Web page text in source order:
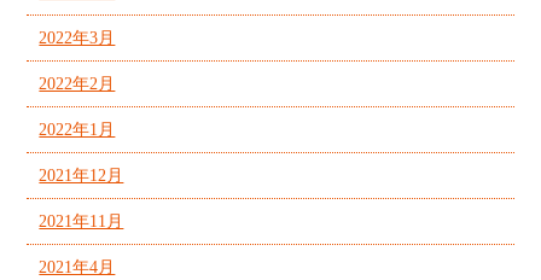
2022年3月
2022年2月
2022年1月
2021年12月
2021年11月
2021年4月